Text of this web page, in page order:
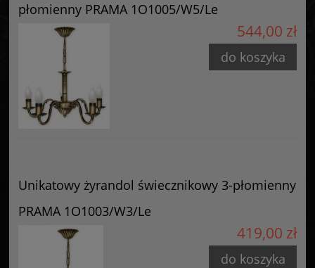
płomienny PRAMA 1O1005/W5/Le
544,00 zł
do koszyka
Unikatowy żyrandol świecznikowy 3-płomienny
PRAMA 1O1003/W3/Le
419,00 zł
do koszyka